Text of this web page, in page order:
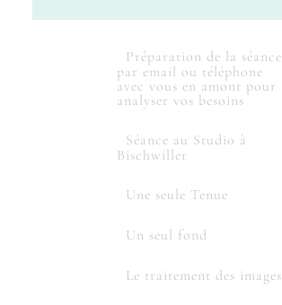
Préparation de la séance
par email ou téléphone
avec vous en amont pour
analyser vos besoins
Séance au Studio à
Bischwiller
Une seule Tenue
Un seul fond
Le traitement des images